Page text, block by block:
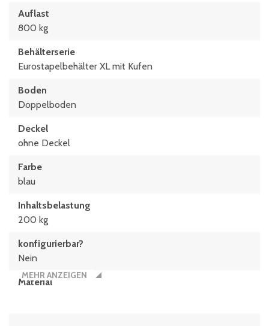
Auflast
800 kg
Behälterserie
Eurostapelbehälter XL mit Kufen
Boden
Doppelboden
Deckel
ohne Deckel
Farbe
blau
Inhaltsbelastung
200 kg
konfigurierbar?
Nein
Material
MEHR ANZEIGEN